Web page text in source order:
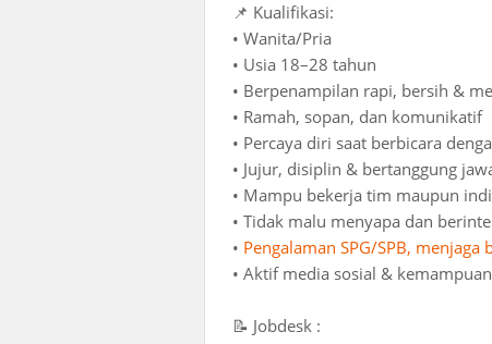
📌 Kualifikasi:
• Wanita/Pria
• Usia 18–28 tahun
• Berpenampilan rapi, bersih &
• Ramah, sopan, dan komunikatif
• Percaya diri saat berbicara
• Jujur, disiplin & bertanggung
• Mampu bekerja tim maupun
• Tidak malu menyapa dan
• Pengalaman SPG/SPB, menjaga
• Aktif media sosial &
📝 Jobdesk :